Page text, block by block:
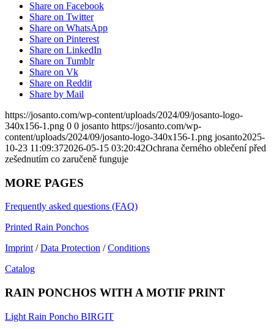
Share on Facebook
Share on Twitter
Share on WhatsApp
Share on Pinterest
Share on LinkedIn
Share on Tumblr
Share on Vk
Share on Reddit
Share by Mail
https://josanto.com/wp-content/uploads/2024/09/josanto-logo-
340x156-1.png 0 0 josanto https://josanto.com/wp-
content/uploads/2024/09/josanto-logo-340x156-1.png josanto2025-
10-23 11:09:372026-05-15 03:20:42Ochrana černého oblečení před
zešednutím co zaručeně funguje
MORE PAGES
Frequently asked questions (FAQ)
Printed Rain Ponchos
Imprint/Data Protection /Conditions
Catalog
RAIN PONCHOS WITH A MOTIF PRINT
Light Rain Poncho BIRGIT